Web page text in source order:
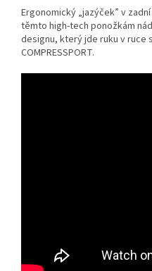
Ergonomický „jazýček” v
těmto high-tech ponožkám
designu, který jde ruku v ruce
COMPRESSPORT.